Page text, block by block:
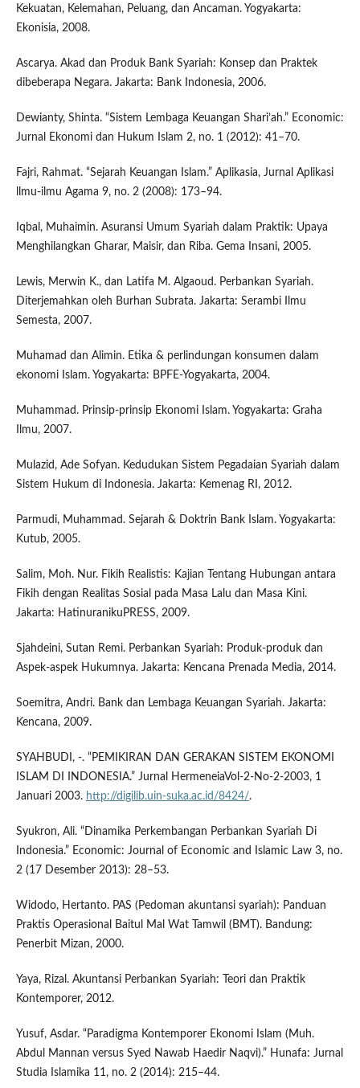
Kekuatan, Kelemahan, Peluang, dan Ancaman. Yogyakarta:
Ekonisia, 2008.
Ascarya. Akad dan Produk Bank Syariah: Konsep dan Praktek
dibeberapa Negara. Jakarta: Bank Indonesia, 2006.
Dewianty, Shinta. “Sistem Lembaga Keuangan Shari’ah.” Economic:
Jurnal Ekonomi dan Hukum Islam 2, no. 1 (2012): 41–70.
Fajri, Rahmat. “Sejarah Keuangan Islam.” Aplikasia, Jurnal Aplikasi
llmu-ilmu Agama 9, no. 2 (2008): 173–94.
Iqbal, Muhaimin. Asuransi Umum Syariah dalam Praktik: Upaya
Menghilangkan Gharar, Maisir, dan Riba. Gema Insani, 2005.
Lewis, Merwin K., dan Latifa M. Algaoud. Perbankan Syariah.
Diterjemahkan oleh Burhan Subrata. Jakarta: Serambi Ilmu
Semesta, 2007.
Muhamad dan Alimin. Etika & perlindungan konsumen dalam
ekonomi Islam. Yogyakarta: BPFE-Yogyakarta, 2004.
Muhammad. Prinsip-prinsip Ekonomi Islam. Yogyakarta: Graha
Ilmu, 2007.
Mulazid, Ade Sofyan. Kedudukan Sistem Pegadaian Syariah dalam
Sistem Hukum di Indonesia. Jakarta: Kemenag RI, 2012.
Parmudi, Muhammad. Sejarah & Doktrin Bank Islam. Yogyakarta:
Kutub, 2005.
Salim, Moh. Nur. Fikih Realistis: Kajian Tentang Hubungan antara
Fikih dengan Realitas Sosial pada Masa Lalu dan Masa Kini.
Jakarta: HatinuranikuPRESS, 2009.
Sjahdeini, Sutan Remi. Perbankan Syariah: Produk-produk dan
Aspek-aspek Hukumnya. Jakarta: Kencana Prenada Media, 2014.
Soemitra, Andri. Bank dan Lembaga Keuangan Syariah. Jakarta:
Kencana, 2009.
SYAHBUDI, -. “PEMIKIRAN DAN GERAKAN SISTEM EKONOMI
ISLAM DI INDONESIA.” Jurnal HermeneiaVol-2-No-2-2003, 1
Januari 2003. http://digilib.uin-suka.ac.id/8424/.
Syukron, Ali. “Dinamika Perkembangan Perbankan Syariah Di
Indonesia.” Economic: Journal of Economic and Islamic Law 3, no.
2 (17 Desember 2013): 28–53.
Widodo, Hertanto. PAS (Pedoman akuntansi syariah): Panduan
Praktis Operasional Baitul Mal Wat Tamwil (BMT). Bandung:
Penerbit Mizan, 2000.
Yaya, Rizal. Akuntansi Perbankan Syariah: Teori dan Praktik
Kontemporer, 2012.
Yusuf, Asdar. “Paradigma Kontemporer Ekonomi Islam (Muh.
Abdul Mannan versus Syed Nawab Haedir Naqvi).” Hunafa: Jurnal
Studia Islamika 11, no. 2 (2014): 215–44.